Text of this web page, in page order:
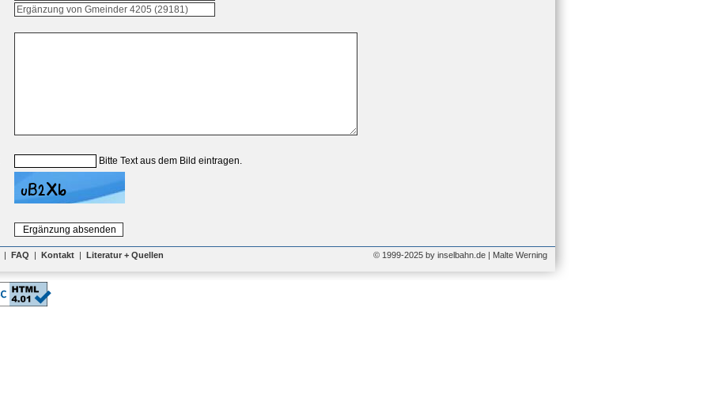
Bitte Text aus dem Bild eintragen.
| FAQ | Kontakt | Literatur + Quellen © 1999-2025 by inselbahn.de | Malte Werning